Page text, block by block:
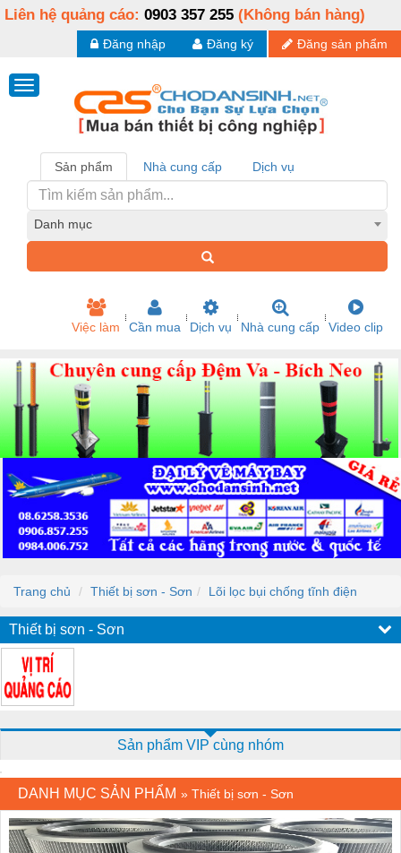
Liên hệ quảng cáo: 0903 357 255 (Không bán hàng)
Đăng sản phẩm
Đăng ký
Đăng nhập
Sản phẩm Nhà cung cấp Dịch vụ
Danh mục
Việc làm Cần mua Dịch vụ Nhà cung cấp Video clip
Trang chủ Thiết bị sơn - Sơn Lõi lọc bụi chống tĩnh điện
Thiết bị sơn - Sơn
Sản phẩm VIP cùng nhóm
DANH MỤC SẢN PHẨM » Thiết bị sơn - Sơn